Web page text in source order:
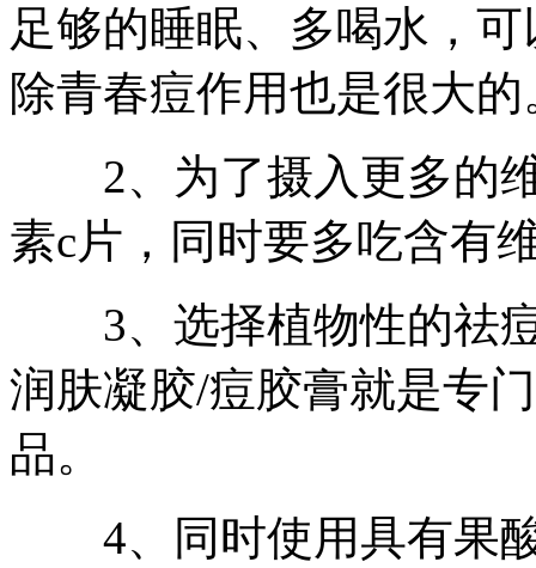
足够的睡眠、多喝水，
除青春痘作用也是很大的
2、为了摄入更多的维
素c片，同时要多吃含有
3、选择植物性的祛痘
润肤凝胶/痘胶膏就是专
品。
4、同时使用具有果酸